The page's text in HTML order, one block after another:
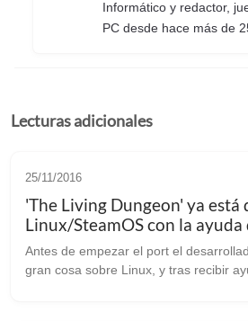
Informático y redactor,
PC desde hace más de
Lecturas adicionales
25/11/2016
'The Living Dungeon' ya está
Linux/SteamOS con la
Antes de empezar el port el
gran cosa sobre Linux, y tras recibir